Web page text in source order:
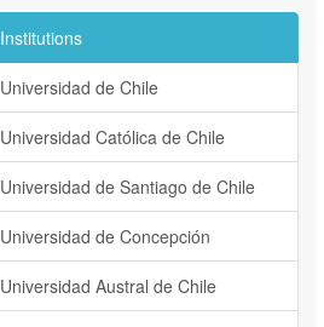
Institutions
Universidad de Chile
Universidad Católica de Chile
Universidad de Santiago de Chile
Universidad de Concepción
Universidad Austral de Chile